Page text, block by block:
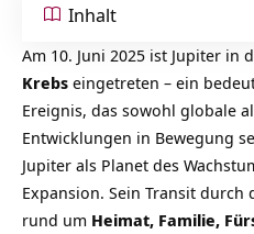
Inhalt
Am 10. Juni 2025 ist Jupiter in
Krebs eingetreten – ein
Ereignis, das sowohl globale
Entwicklungen in Bewegung
Jupiter als Planet des
Expansion. Sein Transit durch
rund um Heimat, Familie,